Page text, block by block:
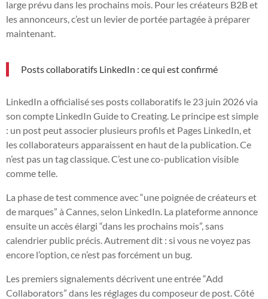
large prévu dans les prochains mois. Pour les créateurs B2B et
les annonceurs, c’est un levier de portée partagée à préparer
maintenant.
Posts collaboratifs LinkedIn : ce qui est confirmé
LinkedIn a officialisé ses posts collaboratifs le 23 juin 2026 via
son compte LinkedIn Guide to Creating. Le principe est simple
: un post peut associer plusieurs profils et Pages LinkedIn, et
les collaborateurs apparaissent en haut de la publication. Ce
n’est pas un tag classique. C’est une co-publication visible
comme telle.
La phase de test commence avec “une poignée de créateurs et
de marques” à Cannes, selon LinkedIn. La plateforme annonce
ensuite un accès élargi “dans les prochains mois”, sans
calendrier public précis. Autrement dit : si vous ne voyez pas
encore l’option, ce n’est pas forcément un bug.
Les premiers signalements décrivent une entrée “Add
Collaborators” dans les réglages du composeur de post. Côté